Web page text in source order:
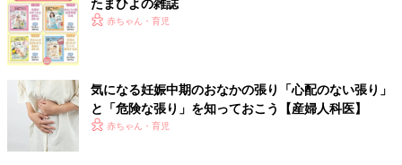
赤ちゃん・育児
気になる妊娠中期のおなかの張り「心配のない張り」
と「危険な張り」を知っておこう【産婦人科医】
赤ちゃん・育児